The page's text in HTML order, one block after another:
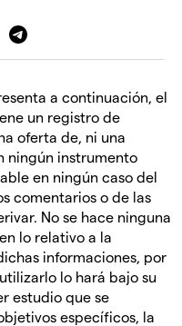
a continuación, el
un registro de
oferta de, ni una
ningún instrumento
en ningún caso del
comentarios o de las
No se hace ninguna
lo relativo a la
informaciones, por
lo hará bajo su
estudio que se
específicos, la